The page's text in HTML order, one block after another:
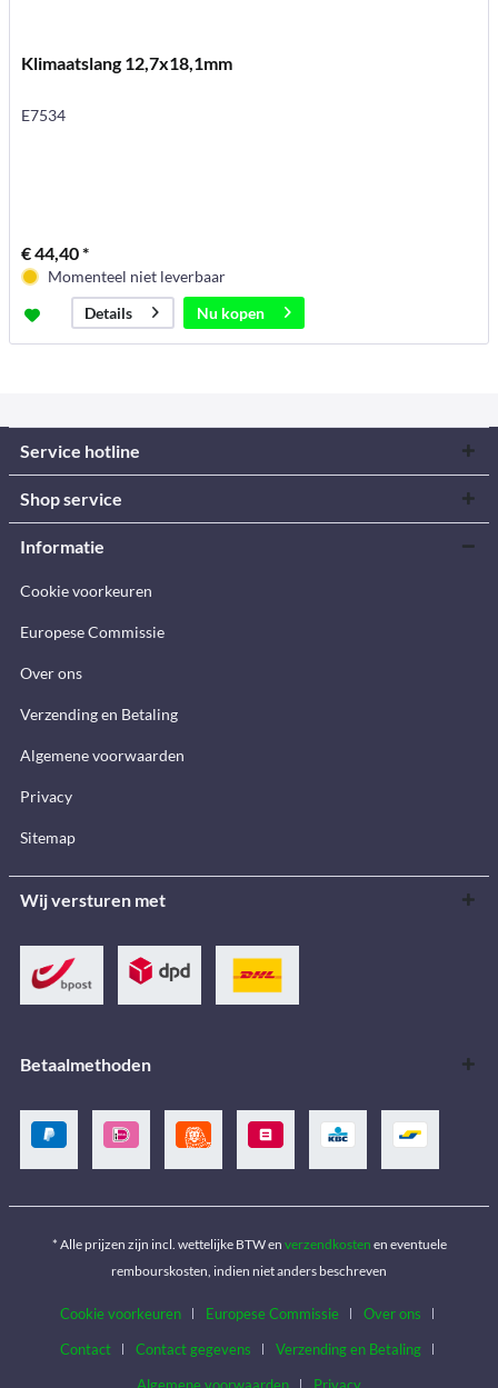
Klimaatslang 12,7x18,1mm
E7534
€ 44,40 *
Momenteel niet leverbaar
Details
Nu kopen
Service hotline
Shop service
Informatie
Cookie voorkeuren
Europese Commissie
Over ons
Verzending en Betaling
Algemene voorwaarden
Privacy
Sitemap
Wij versturen met
Betaalmethoden
* Alle prijzen zijn incl. wettelijke BTW en verzendkosten en eventuele
rembourskosten, indien niet anders beschreven
Cookie voorkeuren Europese Commissie
Over ons
Contact
Contact gegevens
Verzending en Betaling
Algemene voorwaarden
Privacy